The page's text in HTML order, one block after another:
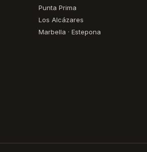
Punta Prima
Los Alcázares
Marbella · Estepona